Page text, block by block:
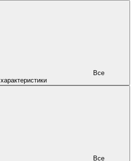
характеристики